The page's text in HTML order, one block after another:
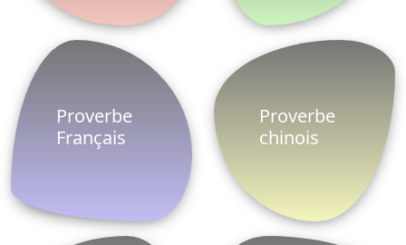
ete
russe
Proverbe
espagnol
Proverbe
anglais
Proverbe
grec
Proverbes
famille
Le ProverbesDictons est un site Web qui permet
aux utilisateurs de fournir sur les réseaux sociaux,